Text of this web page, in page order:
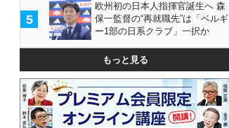
5
欧州初の日本人指揮官誕生へ 森
保一監督の“再就職先”は「ベルギ
ー1部の日系クラブ」一択か
もっと見る